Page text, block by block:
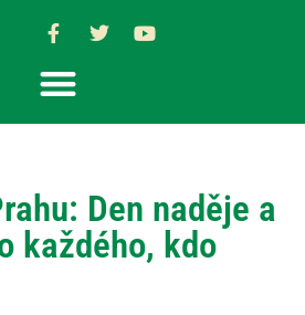
Den naděje a
každého, kdo